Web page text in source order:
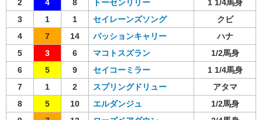
2
4 8 トーセンリリー
1 1/4馬身
3
1 1 セイレーンズソング
クビ
4
7 14 パッションキャリー
ハナ
5
3 6 マコトスズラン
1/2馬身
6
5 9 セイコーミラー
1 1/4馬身
7
1 2 スプリングドリュー
アタマ
8
5 10 エルダンジュ
1/2馬身